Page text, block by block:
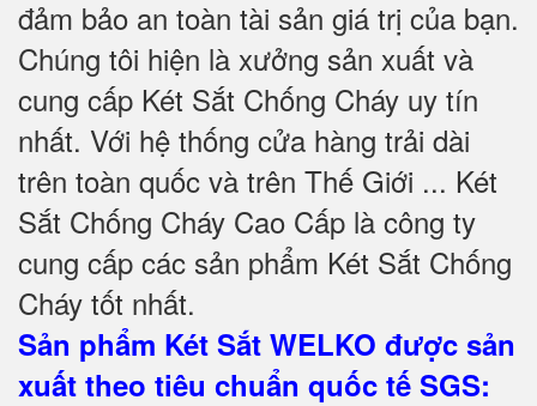
đảm bảo an toàn tài sản giá trị của bạn.
Chúng tôi hiện là xưởng sản xuất và
cung cấp Két Sắt Chống Cháy uy tín
nhất. Với hệ thống cửa hàng trải dài
trên toàn quốc và trên Thế Giới ... Két
Sắt Chống Cháy Cao Cấp là công ty
cung cấp các sản phẩm Két Sắt Chống
Cháy tốt nhất.
Sản phẩm Két Sắt WELKO được sản
xuất theo tiêu chuẩn quốc tế SGS: